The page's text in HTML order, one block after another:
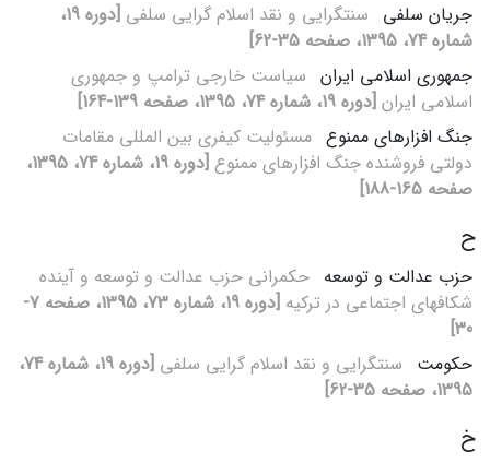
جریان سلفی سنت‏گرایی و نقد اسلام‏ گرایی سلفی
[دوره 19،
شماره 74، 1395، صفحه 35-62]
جمهوری اسلامی ایران سیاست خارجی ترامپ و جمهوری
اسلامی ایران [دوره 19، شماره 74، 1395، صفحه 139-164]
جنگ‏ افزارهای ممنوع مسئولیت کیفری بین‏ المللی مقامات
دولتی فروشنده جنگ‏ افزارهای ممنوع
[دوره 19، شماره 74، 1395،
صفحه 165-188]
ح
حزب عدالت و توسعه حکم‏رانی حزب عدالت و توسعه و آینده
شکاف‏های اجتماعی در ترکیه
[دوره 19، شماره 73، 1395، صفحه 7-
30]
حکومت سنت‏گرایی و نقد اسلام‏ گرایی سلفی
[دوره 19، شماره 74،
1395، صفحه 35-62]
خ